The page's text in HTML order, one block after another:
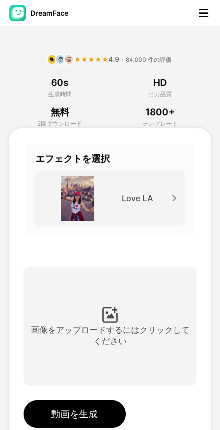
DreamFace
アバター動画
製品ニュース製品案内会社案内
人工知能の写真
すべてのテンプレートを見る
ブログ
🐕 🧑 🐱 ★★★★★4.9 · 84,000 件の評価
60s
生成時間
HD
出力品質
無料
2回ダウンロード
1800+
テンプレート
エフェクトを選択
Love LA
画像をアップロードするにはクリックして
ください
動画を生成